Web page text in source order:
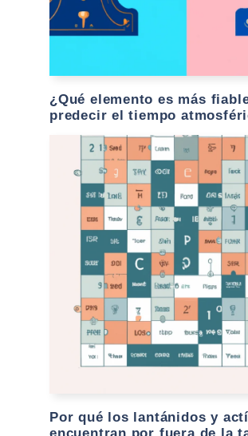
¿Qué elemento es más
predecir el tiempo
Por qué los lantánidos y
encuentran por fuera de la